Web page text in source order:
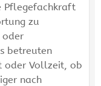
Pflegefachkraft
zu
oder
betreuten
oder Vollzeit, ob
nach